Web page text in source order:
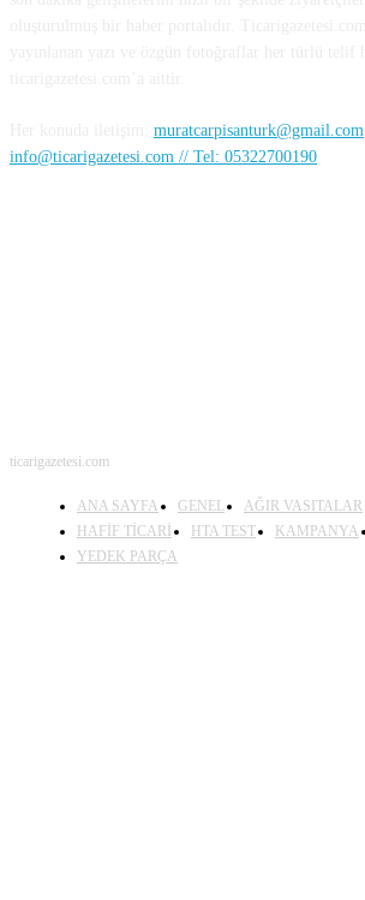
muratcarpisanturk@gmail.com
info@ticarigazetesi.com // Tel: 05322700190
ticarigazetesi.com
ANA SAYFA GENEL AĞIR VASITALAR
HAFİF TİCARİ
HTA TEST KAMPANYA
YEDEK PARÇA